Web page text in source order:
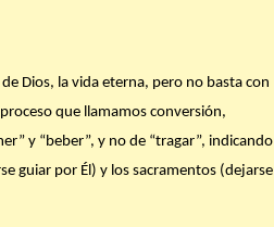
Dios, la vida eterna, pero no basta con
que llamamos conversión,
y “beber”, y no de “tragar”, indicando
guiar por Él) y los sacramentos (dejarse
relaciones, en nuestro amar con